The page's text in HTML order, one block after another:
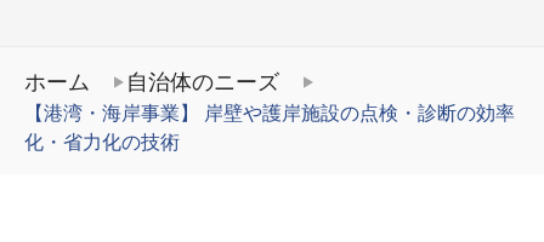
ホーム 自治体のニーズ
【港湾・海岸事業】 岸壁や護岸施設の点検・診断の効率
化・省力化の技術